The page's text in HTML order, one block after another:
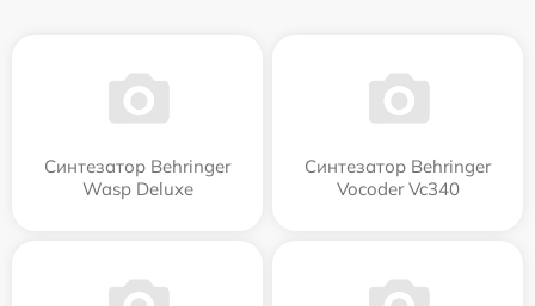
Синтезатор Behringer
Wasp Deluxe
Синтезатор Behringer
Vocoder Vc340